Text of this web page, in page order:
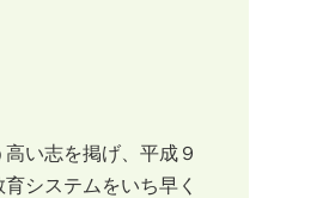
い志を掲げ、平成９
システムをいち早く